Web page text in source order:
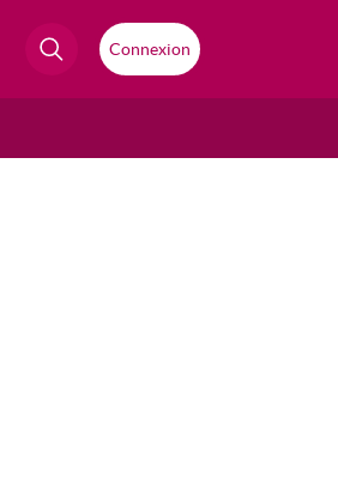
Connexion